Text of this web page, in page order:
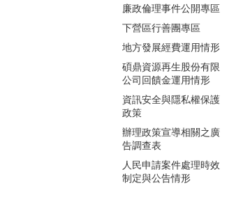
廉政倫理事件公開專區
下營區行善團專區
地方發展經費運用情形
碩鼎資源再生股份有限
公司回饋金運用情形
資訊安全與隱私權保護
政策
辦理政策宣導相關之廣
告調查表
人民申請案件處理時效
制定與公告情形